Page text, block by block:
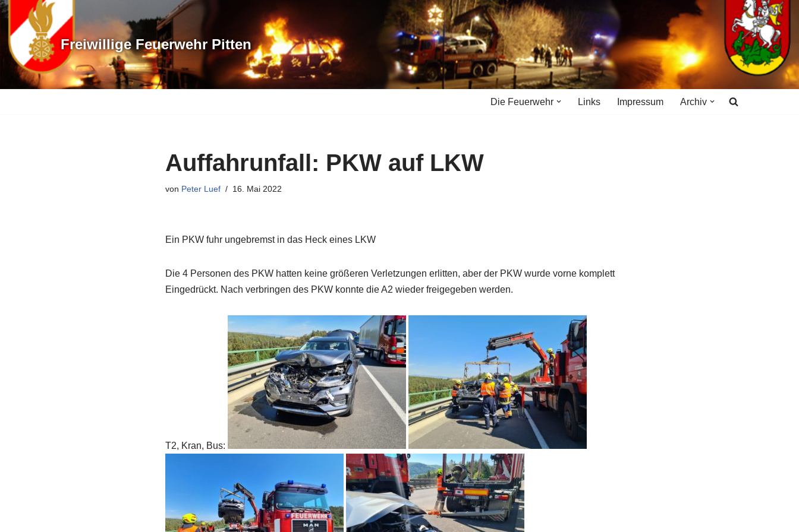
Zum
Inhalt
springen
Freiwillige Feuerwehr Pitten
Die Feuerwehr Links Impressum Archiv
Auffahrunfall: PKW auf LKW
von Peter Luef 16. Mai 2022
Ein PKW fuhr ungebremst in das Heck eines LKW
Die 4 Personen des PKW hatten keine größeren Verletzungen erlitten, aber der PKW wurde vorne komplett
Eingedrückt. Nach verbringen des PKW konnte die A2 wieder freigegeben werden.
T2, Kran, Bus: